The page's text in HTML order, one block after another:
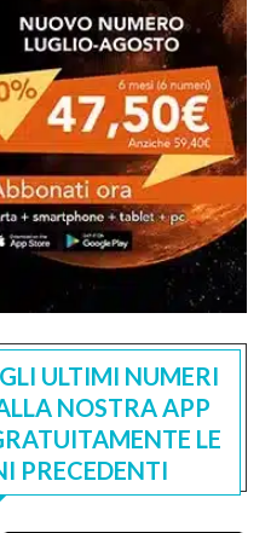
ULTIMI NUMERI
NOSTRA APP
LE
PRECEDENTI